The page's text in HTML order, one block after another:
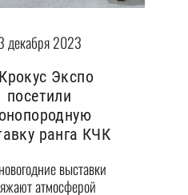
декабря 2023
Экспо
посетили
ранга КЧК
выставки
атмосферой